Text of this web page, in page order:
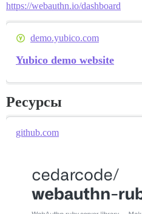
https://webauthn.io/dashboard
demo.yubico.com
Yubico demo website
Ресурсы
github.com